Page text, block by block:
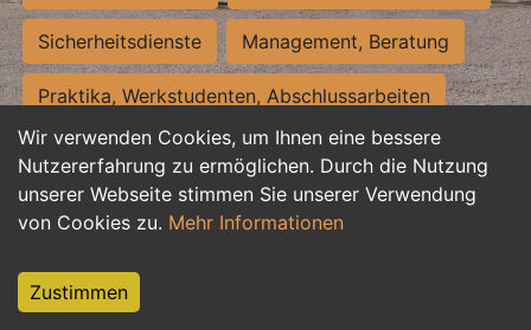
Wir verwenden Cookies, um Ihnen eine bessere
Nutzererfahrung zu ermöglichen. Durch die Nutzung
unserer Webseite stimmen Sie unserer Verwendung
von Cookies zu. Mehr Informationen
Zustimmen
Sicherheitsdienste Management, Beratung
Praktika, Werkstudenten, Abschlussarbeiten
Personalwesen Assistenz, Sekretariat
Hilfskräfte, Aushilfs- und Nebenjobs
Weiterbildung, Studium, duale Ausbildung